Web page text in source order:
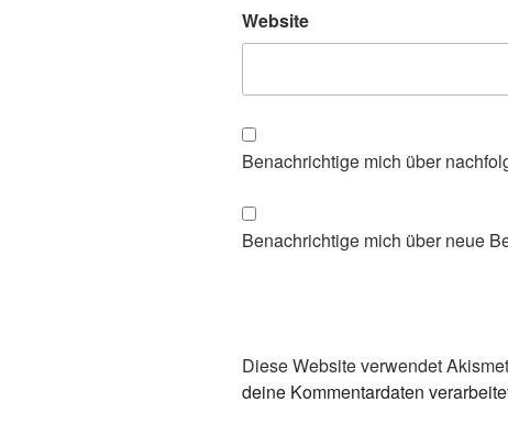
Website
Benachrichtige mich über
Benachrichtige mich über neue
Diese Website verwendet
deine Kommentardaten